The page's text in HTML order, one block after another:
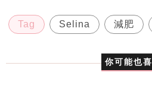
Tag Selina 減肥
你可能也